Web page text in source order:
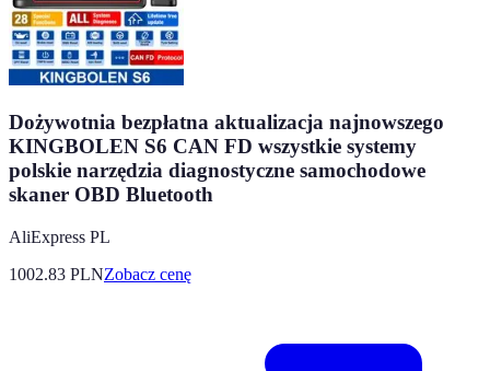
Dożywotnia bezpłatna aktualizacja najnowszego
KINGBOLEN S6 CAN FD wszystkie systemy
polskie narzędzia diagnostyczne samochodowe
skaner OBD Bluetooth
AliExpress PL
1002.83 PLNZobacz cenę